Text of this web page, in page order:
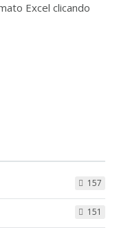
Excel clicando
157
151